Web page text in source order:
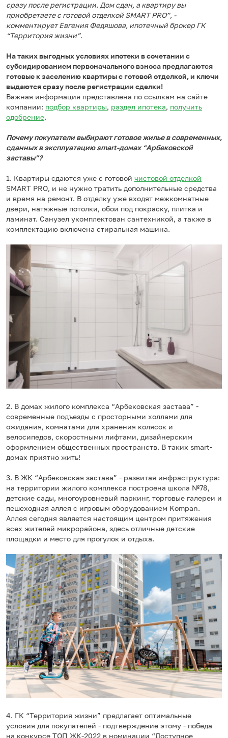
сразу после регистрации. Дом сдан, а квартиру вы
приобретаете с готовой отделкой SMART PRO”, -
комментирует Евгения Федяшова, ипотечный брокер ГК
“Территория жизни”.
На таких выгодных условиях ипотеки в сочетании с
субсидированием первоначального взноса предлагаются
готовые к заселению квартиры с готовой отделкой, и ключи
выдаются сразу после регистрации сделки!
Важная информация представлена по ссылкам на сайте
компании: подбор квартиры, раздел ипотека, получить
одобрение.
Почему покупатели выбирают готовое жилье в современных,
сданных в эксплуатацию smart-домах “Арбековской
заставы”?
1. Квартиры сдаются уже с готовой чистовой отделкой
SMART PRO, и не нужно тратить дополнительные средства
и время на ремонт. В отделку уже входят межкомнатные
двери, натяжные потолки, обои под покраску, плитка и
ламинат. Санузел укомплектован сантехникой, а также в
комплектацию включена стиральная машина.
2. В домах жилого комплекса “Арбековская застава” -
современные подъезды с просторными холлами для
ожидания, комнатами для хранения колясок и
велосипедов, скоростными лифтами, дизайнерским
оформлением общественных пространств. В таких smart-
домах приятно жить!
3. В ЖК “Арбековская застава” - развитая инфраструктура:
на территории жилого комплекса построена школа №78,
детские сады, многоуровневый паркинг, торговые галереи и
пешеходная аллея с игровым оборудованием Kompan.
Аллея сегодня является настоящим центром притяжения
всех жителей микрорайона, здесь отличные детские
площадки и место для прогулок и отдыха.
4. ГК “Территория жизни” предлагает оптимальные
условия для покупателей - подтверждение этому - победа
на конкурсе ТОП ЖК-2022 в номинации “Доступное